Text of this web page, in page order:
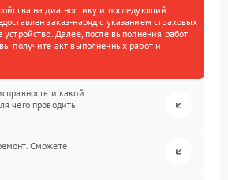
на диагностику и последующий
заказ-наряд с указанием страховых
устройство. Далее, после выполнения работ
получите акт выполненных работ и
и какой
чего проводить
Сможете